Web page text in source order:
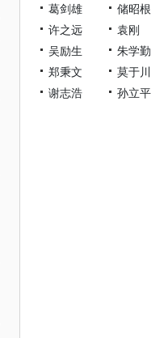
葛剑雄
储昭根
许之远
袁刚
吴励生
朱学勤
郑秉文
莫于川
谢志浩
孙立平